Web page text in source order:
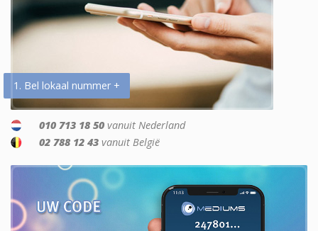
1. Bel lokaal nummer +
010 713 18 50 vanuit Nederland
02 788 12 43 vanuit België